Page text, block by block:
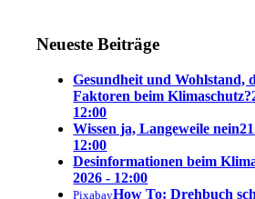
Neueste Beiträge
Gesundheit und Wohlstand,
Faktoren beim Klimaschutz?
12:00
Wissen ja, Langeweile nein
12:00
Desinformationen beim
2026 - 12:00
PixabayHow To: Drehbuch